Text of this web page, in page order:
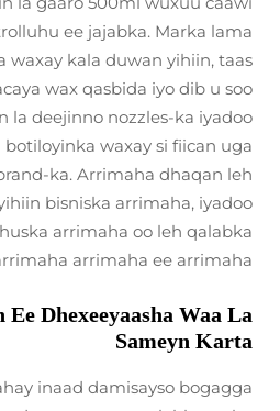
ee jajabka. Marka lama
waxay kala duwan yihiin, taas
wax qasbida iyo dib u soo
la deejinno nozzles-ka iyadoo
botiloyinka waxay si fiican uga
ka. Arrimaha dhaqan leh
bisniska arrimaha, iyadoo
arrimaha oo leh qalabka
arrimaha ee arrimaha.
Dhexeeyaasha Waa La
Sameyn Karta
inaad damisayso bogagga